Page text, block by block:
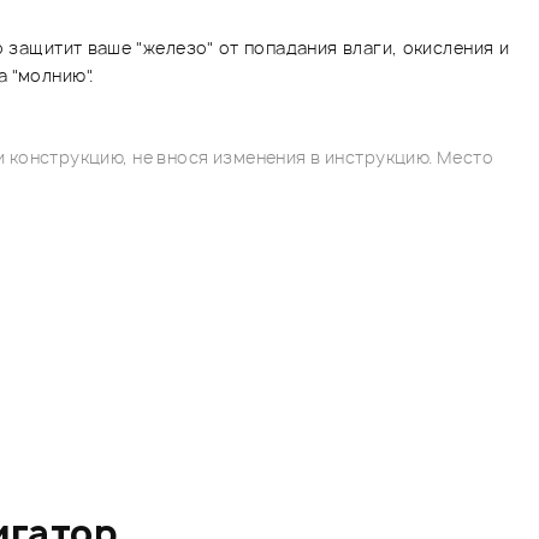
ваше "железо" от попадания влаги, окисления и
"молнию".
не внося изменения в инструкцию. Место